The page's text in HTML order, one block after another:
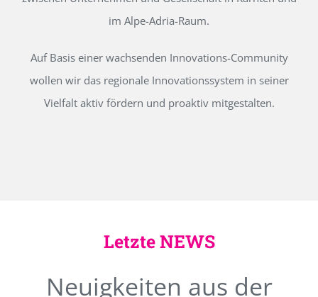
im Alpe-Adria-Raum.
Auf Basis einer wachsenden Innovations-Community
wollen wir das regionale Innovationssystem in seiner
Vielfalt aktiv fördern und proaktiv mitgestalten.
Letzte NEWS
Neuigkeiten aus der